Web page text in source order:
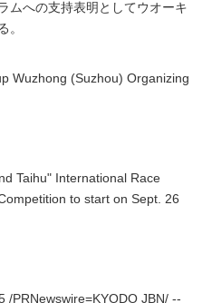
ムへの支持表明としてウオーキ
。
Wuzhong (Suzhou) Organizing
Taihu" International Race
to start on Sept. 26
/PRNewswire=KYODO JBN/ --